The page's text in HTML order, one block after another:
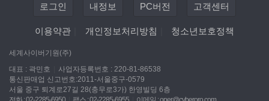
로그인 내정보 PC버전 고객센터
이용약관 개인정보처리방침 청소년보호정책
세계사이버기원(주)
대표 : 곽민호
사업자등록번호 : 220-81-86538
통신판매업 신고번호:2011-서울중구-0579
서울 중구 퇴계로27길 28(충무로3가) 한영빌딩 6층